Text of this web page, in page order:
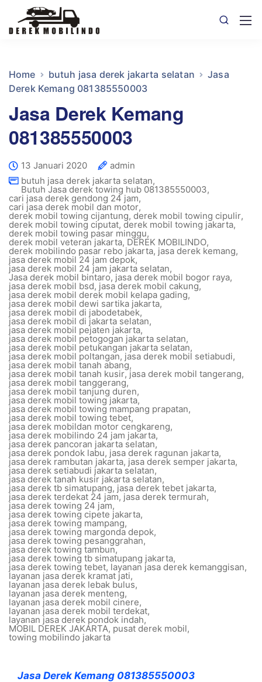
Home butuh jasa derek jakarta selatan
Jasa
Derek Kemang 081385550003
Jasa Derek Kemang
081385550003
13 Januari 2020
admin
butuh jasa derek jakarta selatan,
Butuh Jasa derek towing hub 081385550003,
cari jasa derek gendong 24 jam,
cari jasa derek mobil dan motor,
derek mobil towing cijantung, derek mobil towing cipulir,
derek mobil towing ciputat, derek mobil towing jakarta,
derek mobil towing pasar minggu,
derek mobil veteran jakarta, DEREK MOBILINDO,
derek mobilindo pasar rebo jakarta, jasa derek kemang,
jasa derek mobil 24 jam depok,
jasa derek mobil 24 jam jakarta selatan,
Jasa derek mobil bintaro, jasa derek mobil bogor raya,
jasa derek mobil bsd, jasa derek mobil cakung,
jasa derek mobil derek mobil kelapa gading,
jasa derek mobil dewi sartika jakarta,
jasa derek mobil di jabodetabek,
jasa derek mobil di jakarta selatan,
jasa derek mobil pejaten jakarta,
jasa derek mobil petogogan jakarta selatan,
jasa derek mobil petukangan jakarta selatan,
jasa derek mobil poltangan, jasa derek mobil setiabudi,
jasa derek mobil tanah abang,
jasa derek mobil tanah kusir,jasa derek mobil tangerang,
jasa derek mobil tanggerang,
jasa derek mobil tanjung duren,
jasa derek mobil towing jakarta,
jasa derek mobil towing mampang prapatan,
jasa derek mobil towing tebet,
jasa derek mobildan motor cengkareng,
jasa derek mobilindo 24 jam jakarta,
jasa derek pancoran jakarta selatan,
jasa derek pondok labu, jasa derek ragunan jakarta,
jasa derek rambutan jakarta, jasa derek semper jakarta,
jasa derek setiabudi jakarta selatan,
jasa derek tanah kusir jakarta selatan,
jasa derek tb simatupang, jasa derek tebet jakarta,
jasa derek terdekat 24 jam, jasa derek termurah,
jasa derek towing 24 jam,
jasa derek towing cipete jakarta,
jasa derek towing mampang,
jasa derek towing margonda depok,
jasa derek towing pesanggrahan,
jasa derek towing tambun,
jasa derek towing tb simatupang jakarta,
jasa derek towing tebet, layanan jasa derek kemanggisan,
layanan jasa derek kramat jati,
layanan jasa derek lebak bulus,
layanan jasa derek menteng,
layanan jasa derek mobil cinere,
layanan jasa derek mobil terdekat,
layanan jasa derek pondok indah,
MOBIL DEREK JAKARTA, pusat derek mobil,
towing mobilindo jakarta
Jasa Derek Kemang 081385550003